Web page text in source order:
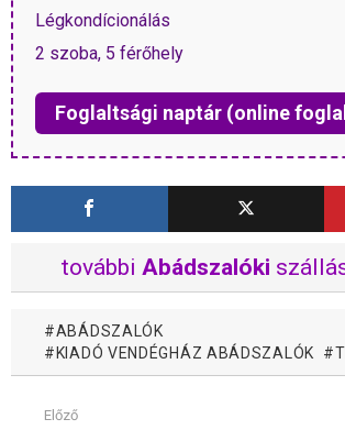
Légkondícionálás
2 szoba, 5 férőhely
Foglaltsági naptár (online
további Abádszalóki
ABÁDSZALÓK
KIADÓ VENDÉGHÁZ ABÁDSZALÓK
MutassElőző